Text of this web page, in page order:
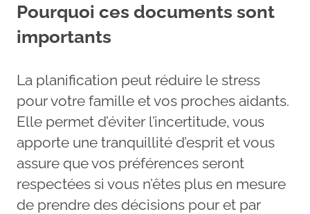
Pourquoi ces documents sont
importants
La planification peut réduire le stress
pour votre famille et vos proches aidants.
Elle permet d’éviter l’incertitude, vous
apporte une tranquillité d’esprit et vous
assure que vos préférences seront
respectées si vous n’êtes plus en mesure
de prendre des décisions pour et par